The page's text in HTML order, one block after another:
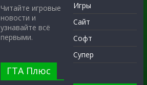
Читайте игровые
новости и
узнавайте всё
первыми.
ГТА Плюс
Игры
Сайт
Софт
Супер